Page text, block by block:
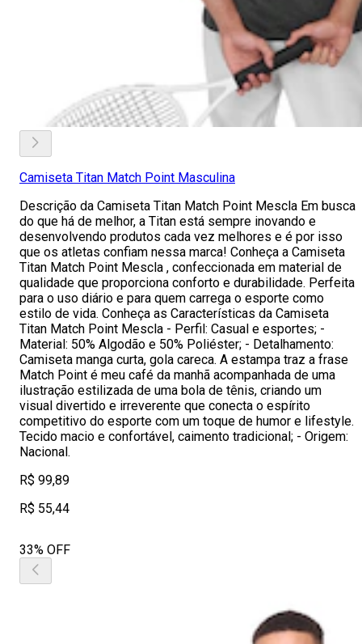
Camiseta Titan Match Point Masculina
Descrição da Camiseta Titan Match Point Mescla Em busca
do que há de melhor, a Titan está sempre inovando e
desenvolvendo produtos cada vez melhores e é por isso
que os atletas confiam nessa marca! Conheça a Camiseta
Titan Match Point Mescla , confeccionada em material de
qualidade que proporciona conforto e durabilidade. Perfeita
para o uso diário e para quem carrega o esporte como
estilo de vida. Conheça as Características da Camiseta
Titan Match Point Mescla - Perfil: Casual e esportes; -
Material: 50% Algodão e 50% Poliéster; - Detalhamento:
Camiseta manga curta, gola careca. A estampa traz a frase
Match Point é meu café da manhã acompanhada de uma
ilustração estilizada de uma bola de tênis, criando um
visual divertido e irreverente que conecta o espírito
competitivo do esporte com um toque de humor e lifestyle.
Tecido macio e confortável, caimento tradicional; - Origem:
Nacional.
R$ 99,89
R$ 55,44
33% OFF